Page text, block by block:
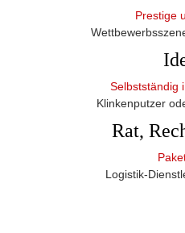
Prestige
Selbstständig
Klinkenputzer
Rat,
Logistik-